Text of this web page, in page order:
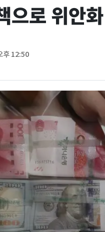
으로 위안
후 12:50